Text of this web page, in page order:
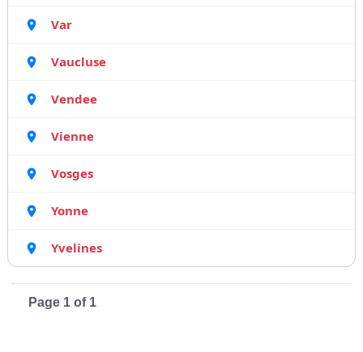
Var
Vaucluse
Vendee
Vienne
Vosges
Yonne
Yvelines
Page 1 of 1